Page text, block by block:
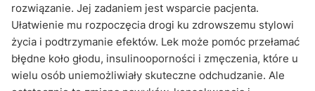
rozwiązanie. Jej zadaniem jest wsparcie pacjenta.
Ułatwienie mu rozpoczęcia drogi ku zdrowszemu stylowi
życia i podtrzymanie efektów. Lek może pomóc przełamać
błędne koło głodu, insulinooporności i zmęczenia, które u
wielu osób uniemożliwiały skuteczne odchudzanie. Ale